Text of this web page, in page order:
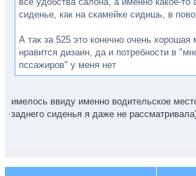
сиденье, как на скамейке сидишь, в
А так за 525 это конечно очень
нравится дизаин, да и потребности в
пссажиров" у меня нет
имелось ввиду именно водительское
заднего сиденья я даже не